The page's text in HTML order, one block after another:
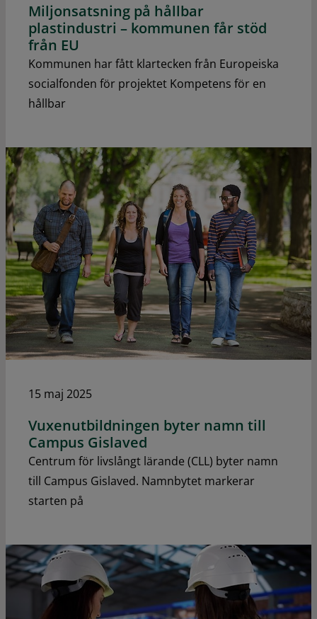
Miljonsatsning på hållbar
plastindustri – kommunen får stöd
från EU
Kommunen har fått klartecken från Europeiska
socialfonden för projektet Kompetens för en
hållbar
15 maj 2025
Vuxenutbildningen byter namn till
Campus Gislaved
Centrum för livslångt lärande (CLL) byter namn
till Campus Gislaved. Namnbytet markerar
starten på